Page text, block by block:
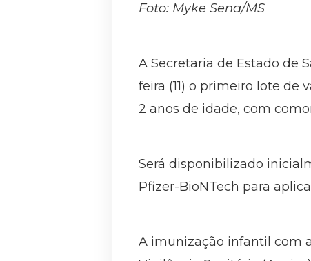
Foto: Myke Sena/MS
A Secretaria de Estado de
feira (11) o primeiro lote de
2 anos de idade, com
Será disponibilizado
Pfizer-BioNTech para
A imunização infantil com